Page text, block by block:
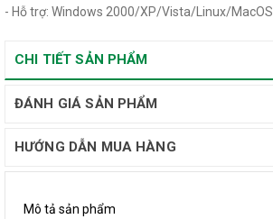
- Hỗ trợ: Windows 2000/XP/Vista/Linux/MacOS
CHI TIẾT SẢN PHẨM
ĐÁNH GIÁ SẢN PHẨM
HƯỚNG DẪN MUA HÀNG
Mô tả sản phẩm